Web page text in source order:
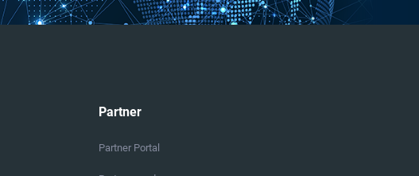
Partner
Partner Portal